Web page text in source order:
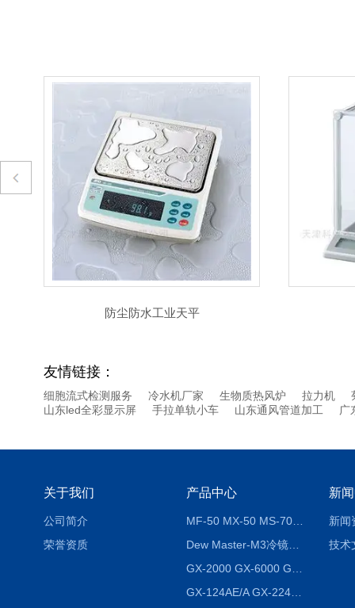
防尘防水工业天平
友情链接：
细胞流式检测服务 冷水机厂家 生物质热风炉 拉力机
山东led全彩显示屏
手拉单轨小车 山东通风管道加工 广
关于我们
公司简介
荣誉资质
产品中心
MF-50 MX-50 MS-70卤素水分测定仪 红外线水分仪
Dew Master-M3冷镜式露点仪
GX-124AE/A GX-224AE/A分析天平
新
新闻
技术